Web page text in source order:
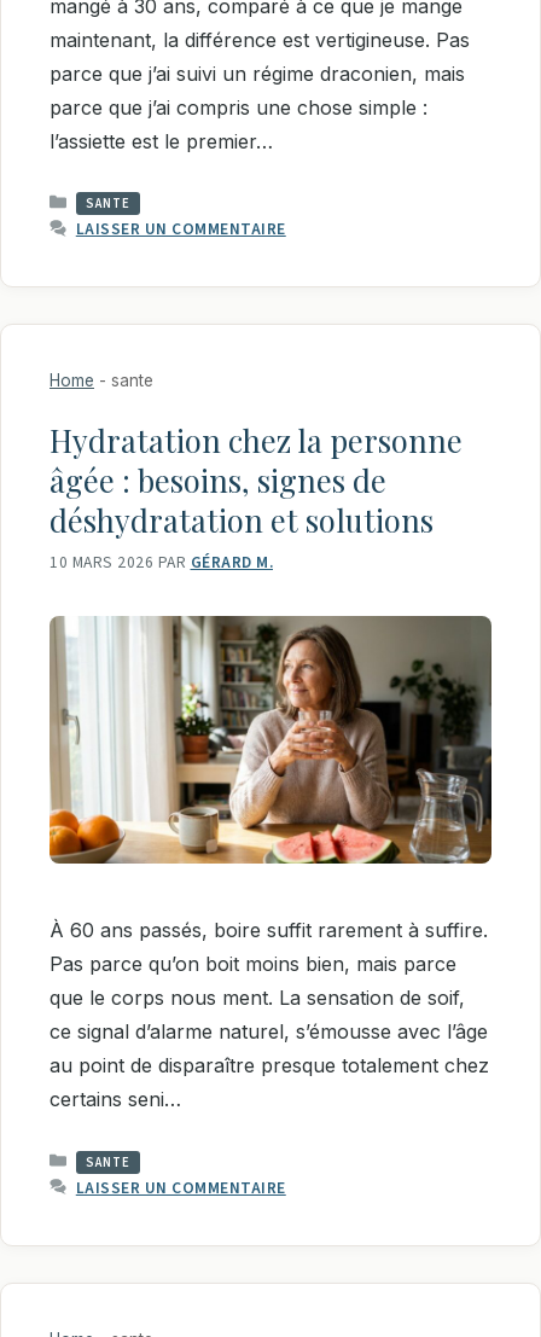
mangé à 30 ans, comparé à ce que je mange
maintenant, la différence est vertigineuse. Pas
parce que j’ai suivi un régime draconien, mais
parce que j’ai compris une chose simple :
l’assiette est le premier…
CATÉGORIES
SANTE
LAISSER UN COMMENTAIRE
Home - sante
Hydratation chez la personne
âgée : besoins, signes de
déshydratation et solutions
10 MARS 2026 PAR GÉRARD M.
À 60 ans passés, boire suffit rarement à suffire.
Pas parce qu’on boit moins bien, mais parce
que le corps nous ment. La sensation de soif,
ce signal d’alarme naturel, s’émousse avec l’âge
au point de disparaître presque totalement chez
certains seni…
CATÉGORIES
SANTE
LAISSER UN COMMENTAIRE